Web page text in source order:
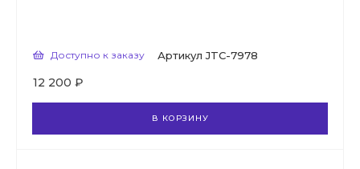
Доступно к заказу Артикул JTC-7978
12 200 ₽
В КОРЗИНУ